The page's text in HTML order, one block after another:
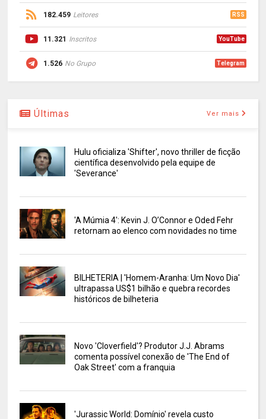
182.459 Leitores RSS
11.321 Inscritos YouTube
1.526 No Grupo Telegram
Últimas Ver mais
Hulu oficializa 'Shifter', novo thriller de ficção
científica desenvolvido pela equipe de
'Severance'
'A Múmia 4': Kevin J. O’Connor e Oded Fehr
retornam ao elenco com novidades no time
BILHETERIA | 'Homem-Aranha: Um Novo Dia'
ultrapassa US$1 bilhão e quebra recordes
históricos de bilheteria
Novo 'Cloverfield'? Produtor J.J. Abrams
comenta possível conexão de 'The End of
Oak Street' com a franquia
'Jurassic World: Domínio' revela custo